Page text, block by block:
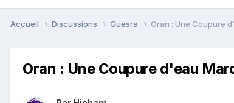
Accueil Discussions Guesra Oran : Une Coupure
Oran : Une Coupure d'eau